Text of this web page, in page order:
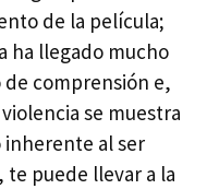
de la película;
ha llegado mucho
comprensión e,
se muestra
inherente al ser
puede llevar a la